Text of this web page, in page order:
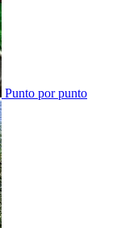
Punto por punto